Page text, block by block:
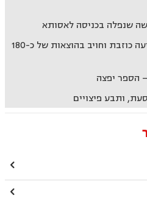
לא משתלם לשקר: הגיש תביעה כוזבת וחויב בהוצאות של כ-180
הספר יפצה
ותבע פיצויים

